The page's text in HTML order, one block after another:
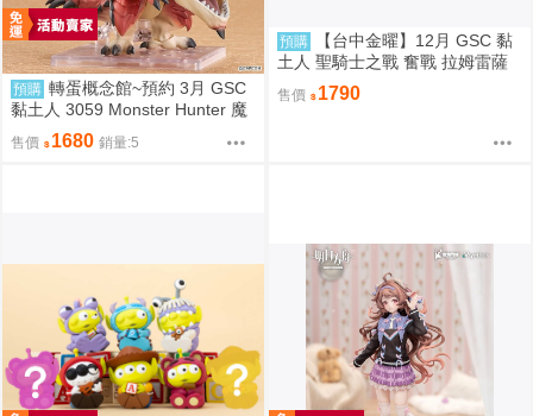
預購 轉蛋概念館~預約 3月 GSC
黏土人 3059 Monster Hunter 魔
物獵人 火龍 雄火龍 超商付款免
訂金
售價 1680 銷量:5
預購
【台中金曜】12月 GSC 黏
土人 聖騎士之戰 奮戰 拉姆雷薩
爾=瓦倫泰 再版 0904
售價 1790